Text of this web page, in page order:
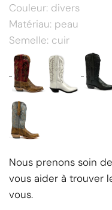
Couleur: divers
Matériau: peau
Semelle: cuir
Nous prenons soin
vous aider à trouver
vous.